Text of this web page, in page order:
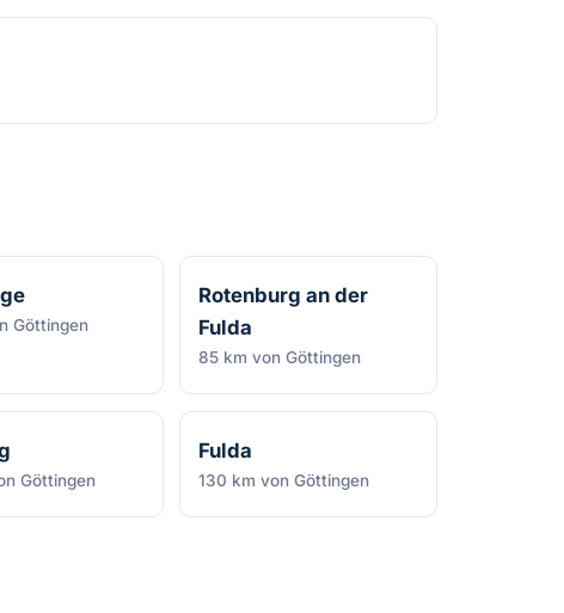
Göttingen
Rotenburg an der
Fulda
85 km von Göttingen
Göttingen
Fulda
130 km von Göttingen